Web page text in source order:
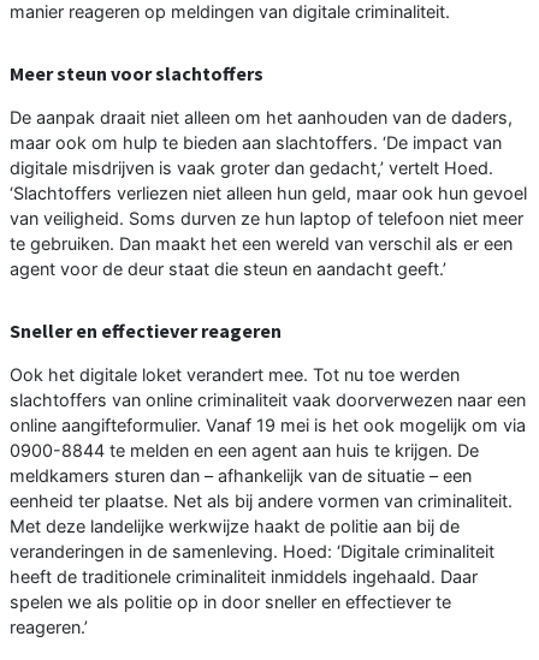
manier reageren op meldingen van digitale criminaliteit.
Meer steun voor slachtoffers
De aanpak draait niet alleen om het aanhouden van de daders,
maar ook om hulp te bieden aan slachtoffers. ‘De impact van
digitale misdrijven is vaak groter dan gedacht,’ vertelt Hoed.
‘Slachtoffers verliezen niet alleen hun geld, maar ook hun gevoel
van veiligheid. Soms durven ze hun laptop of telefoon niet meer
te gebruiken. Dan maakt het een wereld van verschil als er een
agent voor de deur staat die steun en aandacht geeft.’
Sneller en effectiever reageren
Ook het digitale loket verandert mee. Tot nu toe werden
slachtoffers van online criminaliteit vaak doorverwezen naar een
online aangifteformulier. Vanaf 19 mei is het ook mogelijk om via
0900-8844 te melden en een agent aan huis te krijgen. De
meldkamers sturen dan – afhankelijk van de situatie – een
eenheid ter plaatse. Net als bij andere vormen van criminaliteit.
Met deze landelijke werkwijze haakt de politie aan bij de
veranderingen in de samenleving. Hoed: ‘Digitale criminaliteit
heeft de traditionele criminaliteit inmiddels ingehaald. Daar
spelen we als politie op in door sneller en effectiever te
reageren.’